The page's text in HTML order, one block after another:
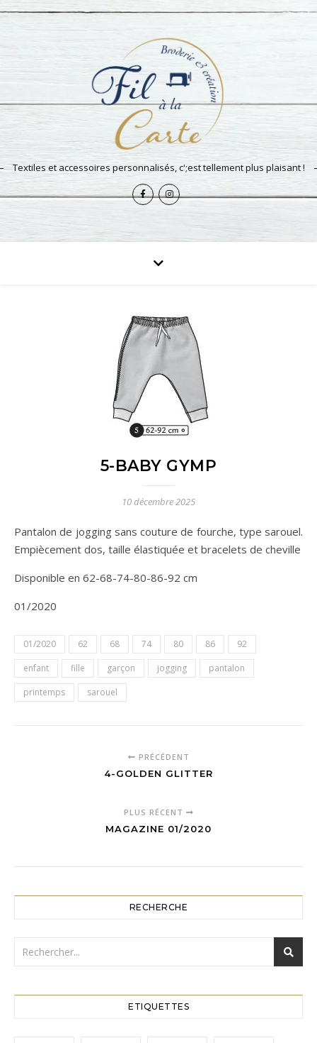
Textiles et accessoires personnalisés, c';est tellement plus plaisant !
5-BABY GYMP
10 décembre 2025
Pantalon de jogging sans couture de fourche, type sarouel.
Empiècement dos, taille élastiquée et bracelets de cheville
Disponible en 62-68-74-80-86-92 cm
01/2020
01/2020 62 68 74 80 86
92
enfant
fille garçon jogging
pantalon
printemps
sarouel
PRÉCÉDENT
4-GOLDEN GLITTER
PLUS RÉCENT
MAGAZINE 01/2020
RECHERCHE
ETIQUETTES